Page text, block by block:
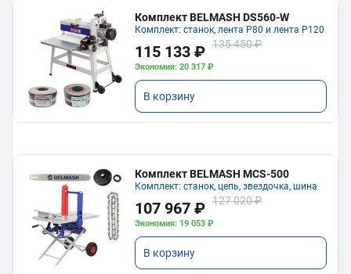
Комплект BELMASH DS560-W
Комплект: станок, лента P80 и лента P120
115 133 ₽ 135 450 ₽
Экономия: 20 317 ₽
В корзину
Комплект BELMASH MCS-500
Комплект: станок, цепь, звездочка, шина
107 967 ₽ 127 020 ₽
Экономия: 19 053 ₽
В корзину